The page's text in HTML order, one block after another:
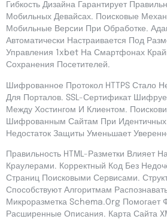
Гибкость Дизайна Гарантирует
Мобильных Девайсах. Поисковые
Мобильные Версии При Обработке.
Автоматически Настраивается Под
Управления 1xbet На Смартфонах
Сохранения Посетителей.
Шифрованное Протокол HTTPS Стало
Для Порталов. SSL-Сертификат
Между Хостингом И Клиентом.
Шифрованным Сайтам При Идентичных
Недостаток Защиты Уменьшает
Правильность HTML-Разметки Влияет
Краулерами. Корректный Код Без
Страниц Поисковыми Сервисами.
Способствуют Алгоритмам
Микроразметка Schema.org Помогает
Расширенные Описания. Карта Сайта